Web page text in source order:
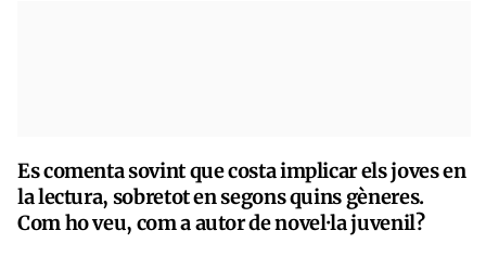
Es comenta sovint que costa implicar els joves en
la lectura, sobretot en segons quins gèneres.
Com ho veu, com a autor de novel·la juvenil?